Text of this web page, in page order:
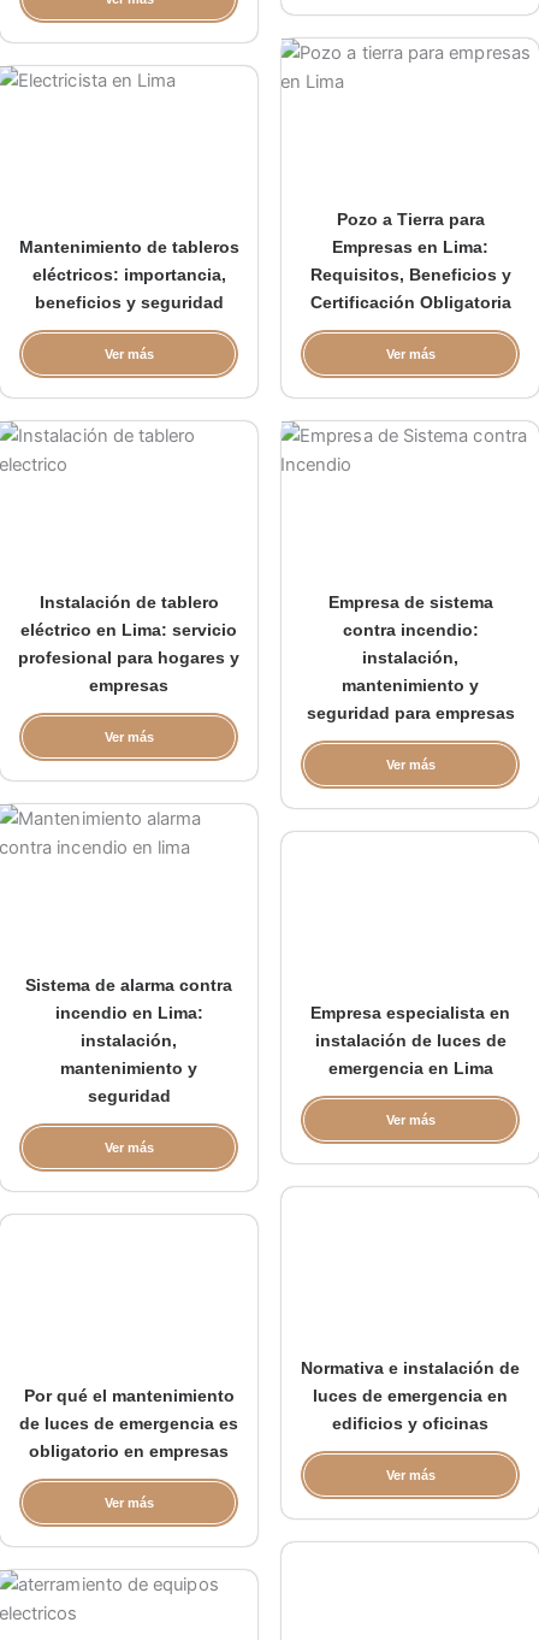
Pozo a Tierra para
Empresas en Lima:
Requisitos, Beneficios y
Certificación Obligatoria
Ver más
Mantenimiento de tableros
eléctricos: importancia,
beneficios y seguridad
Ver más
Instalación de tablero
eléctrico en Lima: servicio
profesional para hogares y
empresas
Ver más
Empresa de sistema
contra incendio:
instalación,
mantenimiento y
seguridad para empresas
Ver más
Sistema de alarma contra
incendio en Lima:
instalación,
mantenimiento y
seguridad
Ver más
Empresa especialista en
instalación de luces de
emergencia en Lima
Ver más
Normativa e instalación de
luces de emergencia en
edificios y oficinas
Ver más
Por qué el mantenimiento
de luces de emergencia es
obligatorio en empresas
Ver más